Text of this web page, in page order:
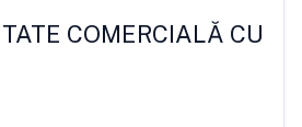
COMERCIALĂ CU